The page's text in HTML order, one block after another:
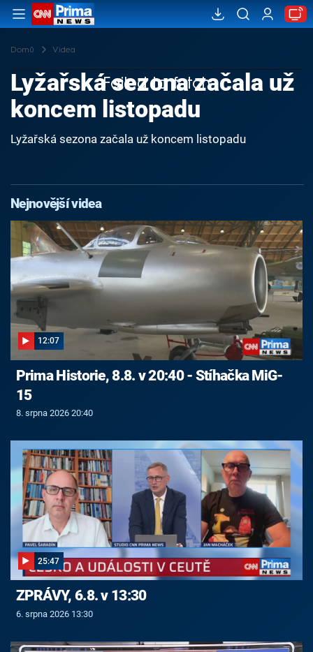
Domů Videa
Failed to fetch
Lyžařská sezona začala už
koncem listopadu
Lyžařská sezona začala už koncem listopadu
Nejnovější videa
12:07
Prima Historie, 8.8. v 20:40 - Stíhačka MiG-
15
8. srpna 2026 20:40
25:47
ZPRÁVY, 6.8. v 13:30
6. srpna 2026 13:30